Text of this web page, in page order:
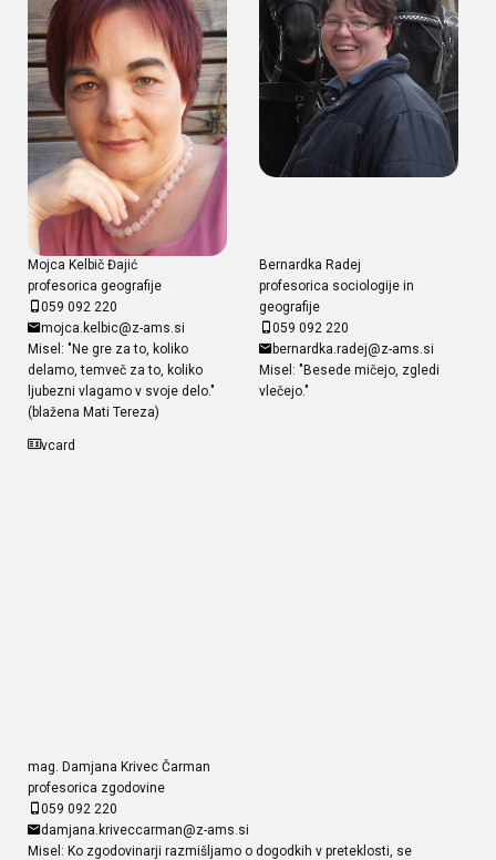
Mojca Kelbič Đajić
profesorica geografije
059 092 220
mojca.kelbic@z-ams.si
Misel: "Ne gre za to, koliko
delamo, temveč za to, koliko
ljubezni vlagamo v svoje delo."
(blažena Mati Tereza)
Bernardka Radej
profesorica sociologije in
geografije
059 092 220
bernardka.radej@z-ams.si
Misel: "Besede mičejo, zgledi
vlečejo."
vcard
mag. Damjana Krivec Čarman
profesorica zgodovine
059 092 220
damjana.kriveccarman@z-ams.si
Misel: Ko zgodovinarji razmišljamo o dogodkih v preteklosti, se